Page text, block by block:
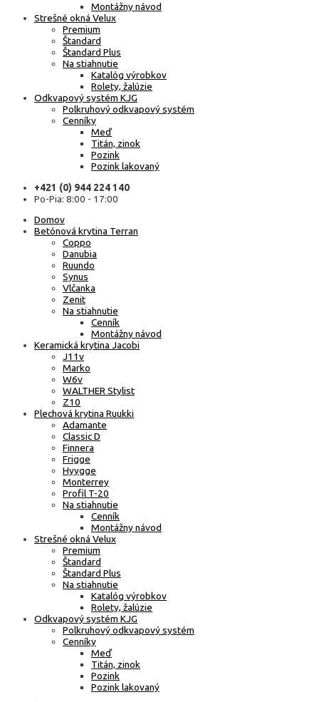
Montážny návod
Strešné okná Velux
Premium
Štandard
Štandard Plus
Na stiahnutie
Katalóg výrobkov
Rolety, žalúzie
Odkvapový systém KJG
Polkruhový odkvapový systém
Cenníky
Meď
Titán, zinok
Pozink
Pozink lakovaný
+421 (0) 944 224 140
Po-Pia: 8:00 - 17:00
Domov
Betónová krytina Terran
Coppo
Danubia
Ruundo
Synus
Vlčanka
Zenit
Na stiahnutie
Cenník
Montážny návod
Keramická krytina Jacobi
J11v
Marko
W6v
WALTHER Stylist
Z10
Plechová krytina Ruukki
Adamante
Classic D
Finnera
Frigge
Hyygge
Monterrey
Profil T-20
Na stiahnutie
Cenník
Montážny návod
Strešné okná Velux
Premium
Štandard
Štandard Plus
Na stiahnutie
Katalóg výrobkov
Rolety, žalúzie
Odkvapový systém KJG
Polkruhový odkvapový systém
Cenníky
Meď
Titán, zinok
Pozink
Pozink lakovaný